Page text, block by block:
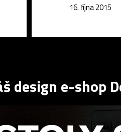
16. října 2015
design e-shop